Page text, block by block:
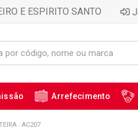
E ESPIRITO SANTO
Arrefecimento
: AC207